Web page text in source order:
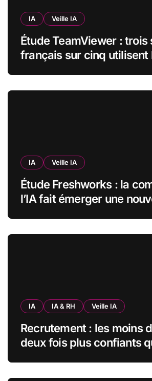
IA Veille IA
Étude TeamViewer : trois
français sur cinq utilisent
IA Veille IA
Étude Freshworks : la
l’IA fait émerger une
IA IA & RH Veille IA
Recrutement : les moins
deux fois plus confiants